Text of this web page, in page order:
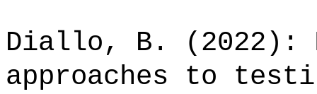
Diallo, B. (2022):
approaches to